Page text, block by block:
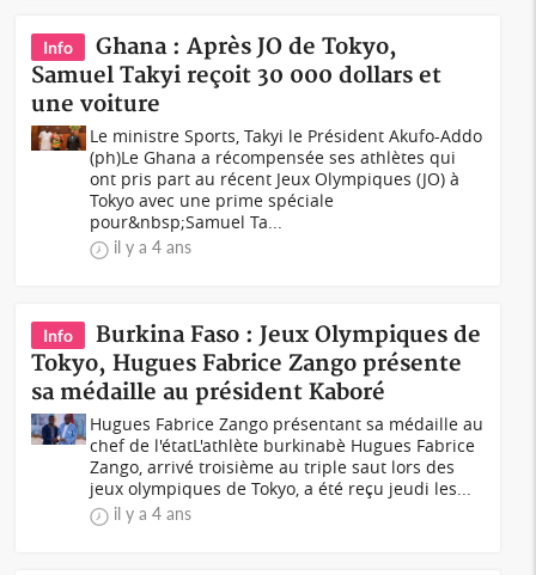
Info
Ghana : Après JO de Tokyo,
Samuel Takyi reçoit 30 000 dollars et
une voiture
Le ministre Sports, Takyi le Président Akufo-Addo
(ph)Le Ghana a récompensée ses athlètes qui
ont pris part au récent Jeux Olympiques (JO) à
Tokyo avec une prime spéciale
pour&nbsp;Samuel Ta...
il y a 4 ans
Info
Burkina Faso : Jeux Olympiques de
Tokyo, Hugues Fabrice Zango présente
sa médaille au président Kaboré
Hugues Fabrice Zango présentant sa médaille au
chef de l'étatL'athlète burkinabè Hugues Fabrice
Zango, arrivé troisième au triple saut lors des
jeux olympiques de Tokyo, a été reçu jeudi les...
il y a 4 ans